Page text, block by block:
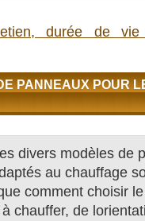
durée de
PANNEAUX POUR
divers modèles de
au chauffage
comment choisir
chauffer, de